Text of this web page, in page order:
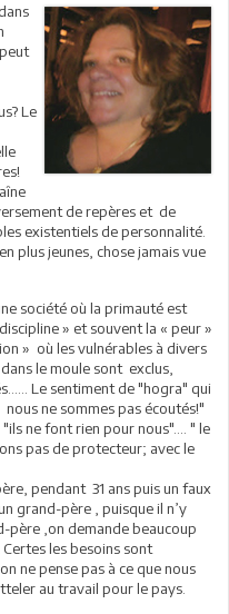
Le
de repères et de
existentiels de personnalité.
plus jeunes, chose jamais vue
société où la primauté est
» et souvent la « peur »
» où les vulnérables à divers
le moule sont exclus,
Le sentiment de "hogra" qui
ne sommes pas écoutés!"
ne font rien pour nous".... " le
pas de protecteur; avec le
pendant 31 ans puis un faux
grand-père , puisque il n’y
père ,on demande beaucoup
les besoins sont
ne pense pas à ce que nous
au travail pour le pays.